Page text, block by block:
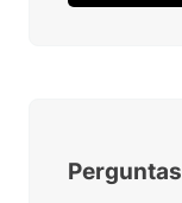
Perguntas